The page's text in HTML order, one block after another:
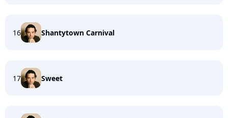
16 Shantytown Carnival
17 Sweet